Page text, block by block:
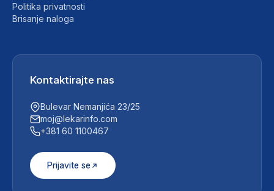
Politika privatnosti
Brisanje naloga
Kontaktirajte nas
Bulevar Nemanjića 23/25
moj@lekarinfo.com
+381 60 1100467
Prijavite se